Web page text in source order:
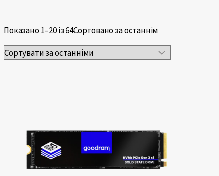
Показано 1–20 із 64Сортовано за останнім